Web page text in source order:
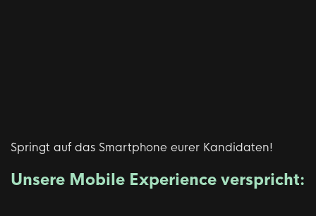
Springt auf das Smartphone eurer Kandidaten!
Unsere Mobile Experience verspricht: